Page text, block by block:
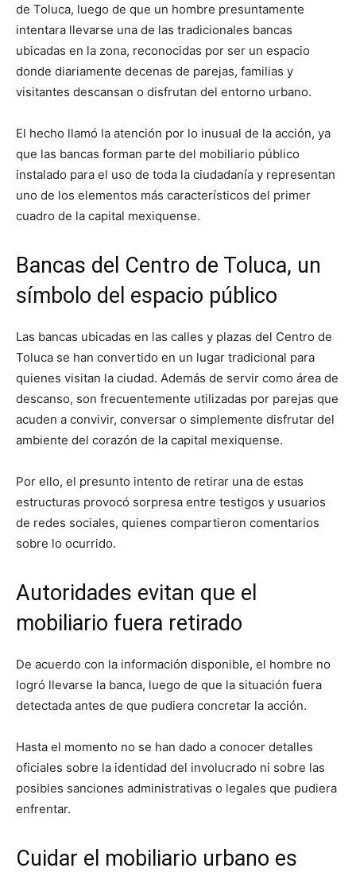
de Toluca, luego de que un hombre presuntamente
intentara llevarse una de las tradicionales bancas
ubicadas en la zona, reconocidas por ser un espacio
donde diariamente decenas de parejas, familias y
visitantes descansan o disfrutan del entorno urbano.
El hecho llamó la atención por lo inusual de la acción, ya
que las bancas forman parte del mobiliario público
instalado para el uso de toda la ciudadanía y representan
uno de los elementos más característicos del primer
cuadro de la capital mexiquense.
Bancas del Centro de Toluca, un
símbolo del espacio público
Las bancas ubicadas en las calles y plazas del Centro de
Toluca se han convertido en un lugar tradicional para
quienes visitan la ciudad. Además de servir como área de
descanso, son frecuentemente utilizadas por parejas que
acuden a convivir, conversar o simplemente disfrutar del
ambiente del corazón de la capital mexiquense.
Por ello, el presunto intento de retirar una de estas
estructuras provocó sorpresa entre testigos y usuarios
de redes sociales, quienes compartieron comentarios
sobre lo ocurrido.
Autoridades evitan que el
mobiliario fuera retirado
De acuerdo con la información disponible, el hombre no
logró llevarse la banca, luego de que la situación fuera
detectada antes de que pudiera concretar la acción.
Hasta el momento no se han dado a conocer detalles
oficiales sobre la identidad del involucrado ni sobre las
posibles sanciones administrativas o legales que pudiera
enfrentar.
Cuidar el mobiliario urbano es